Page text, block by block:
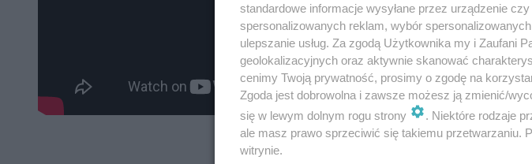
standardowe informacje wysyłane przez urządzenie
spersonalizowanych reklam, wybór
ulepszanie usług. Za zgodą Użytkownika my i Zaufani
geolokalizacyjnych oraz aktywnie skanować
cenimy Twoją prywatność, prosimy o zgodę na
Zgoda jest dobrowolna i zawsze możesz ją zmienić/
się w lewym dolnym rogu strony
. Niektóre rodzaje
ale masz prawo sprzeciwić się takiemu przetwarzaniu.
witrynie.